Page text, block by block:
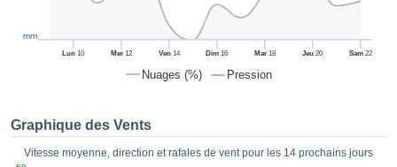
de
sur
Nuages (%) Pression
Lun 10 Mer12 Ven14 Dim 16 Mar18 Jeu 20 Sam22
mm
Graphique des Vents
Vitesse moyenne, direction et rafales de vent pour les 14 prochains jours